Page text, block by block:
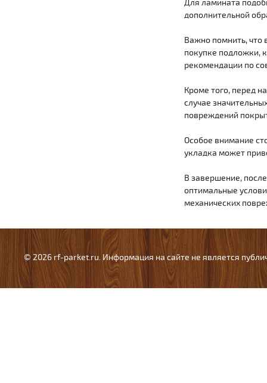
Для ламината
дополнительной
Важно помнить, что
покупке подложки,
рекомендации по
Кроме того, перед
случае
повреждений
Особое внимание
укладка может
В завершение,
оптимальные
механических
© 2026 rf-parket.ru. Информация на сайте не является